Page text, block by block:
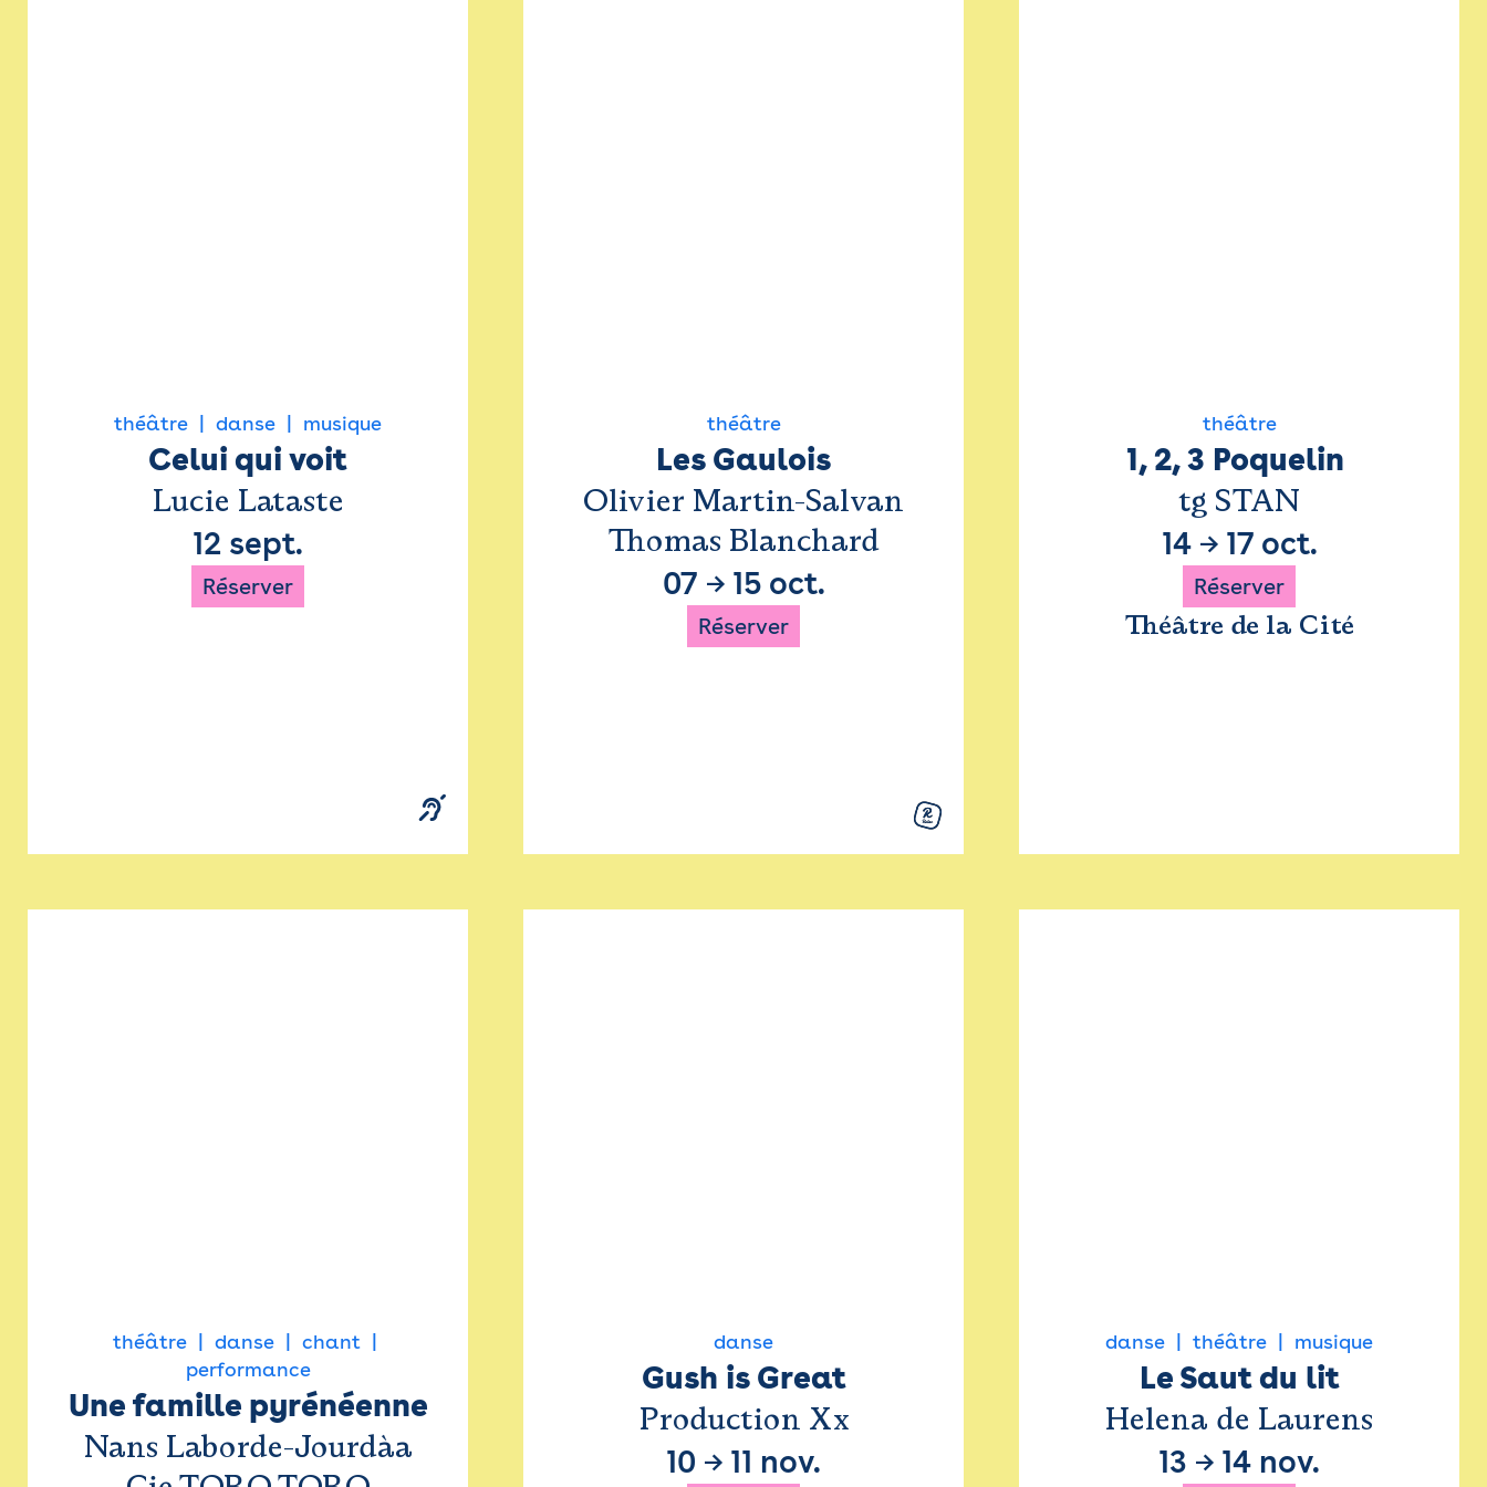
théâtre danse musique
Celui qui voit
Lucie Lataste
12 sept.
Réserver
théâtre
Les Gaulois
Olivier Martin-Salvan
Thomas Blanchard
07 → 15 oct.
Réserver
théâtre
1, 2, 3 Poquelin
tg STAN
14→ 17 oct.
Réserver
Théâtre de la Cité
théâtre danse
chant
performance
Une famille pyrénéenne
Nans Laborde-Jourdàa
danse
Gush is Great
Production Xx
10 → 11 nov.
danse théâtre musique
Le Saut du lit
Helena de Laurens
13 → 14 nov.